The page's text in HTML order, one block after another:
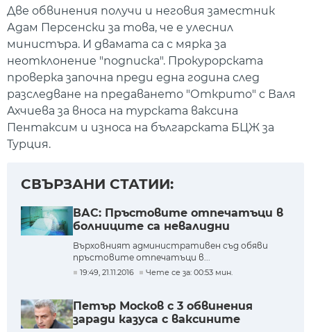
Две обвинения получи и неговия заместник
Адам Персенски за това, че е улеснил
министъра. И двамата са с мярка за
неотклонение "подписка". Прокурорската
проверка започна преди една година след
разследване на предаването "Открито" с Валя
Ахчиева за вноса на турската ваксина
Пентаксим и износа на българската БЦЖ за
Турция.
СВЪРЗАНИ СТАТИИ:
ВАС: Пръстовите отпечатъци в
болниците са невалидни
Върховният административен съд обяви
пръстовите отпечатъци в...
19:49, 21.11.2016 Чете се за: 00:53 мин.
Петър Москов с 3 обвинения
заради казуса с ваксините